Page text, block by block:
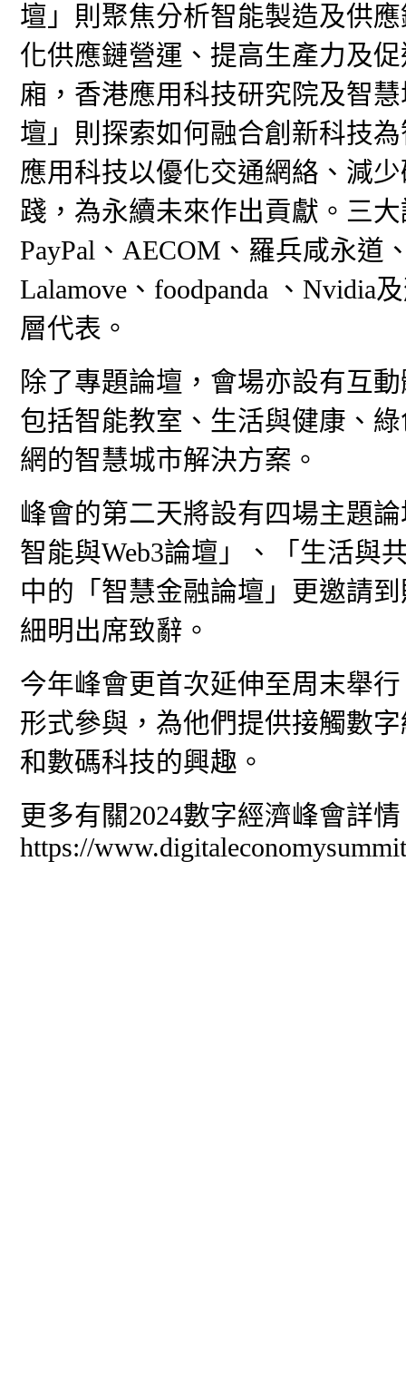
壇」則聚焦分析智能製造及供
化供應鏈營運、提高生產力及
廂，香港應用科技研究院及智
壇」則探索如何融合創新科技
應用科技以優化交通網絡、減
踐，為永續未來作出貢獻。三
PayPal、AECOM、羅兵咸永道
Lalamove、foodpanda 、
層代表。
除了專題論壇，會場亦設有互
包括智能教室、生活與健康、
網的智慧城市解決方案。
峰會的第二天將設有四場主題
智能與Web3論壇」、「生活與
中的「智慧⾦融論壇」更邀請
細明出席致辭。
今年峰會更首次延伸至周末舉
形式參與，為他們提供接觸數
和數碼科技的興趣。
更多有關2024數字經濟峰會詳
https://